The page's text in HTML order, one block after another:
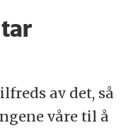
av det, så
våre til å